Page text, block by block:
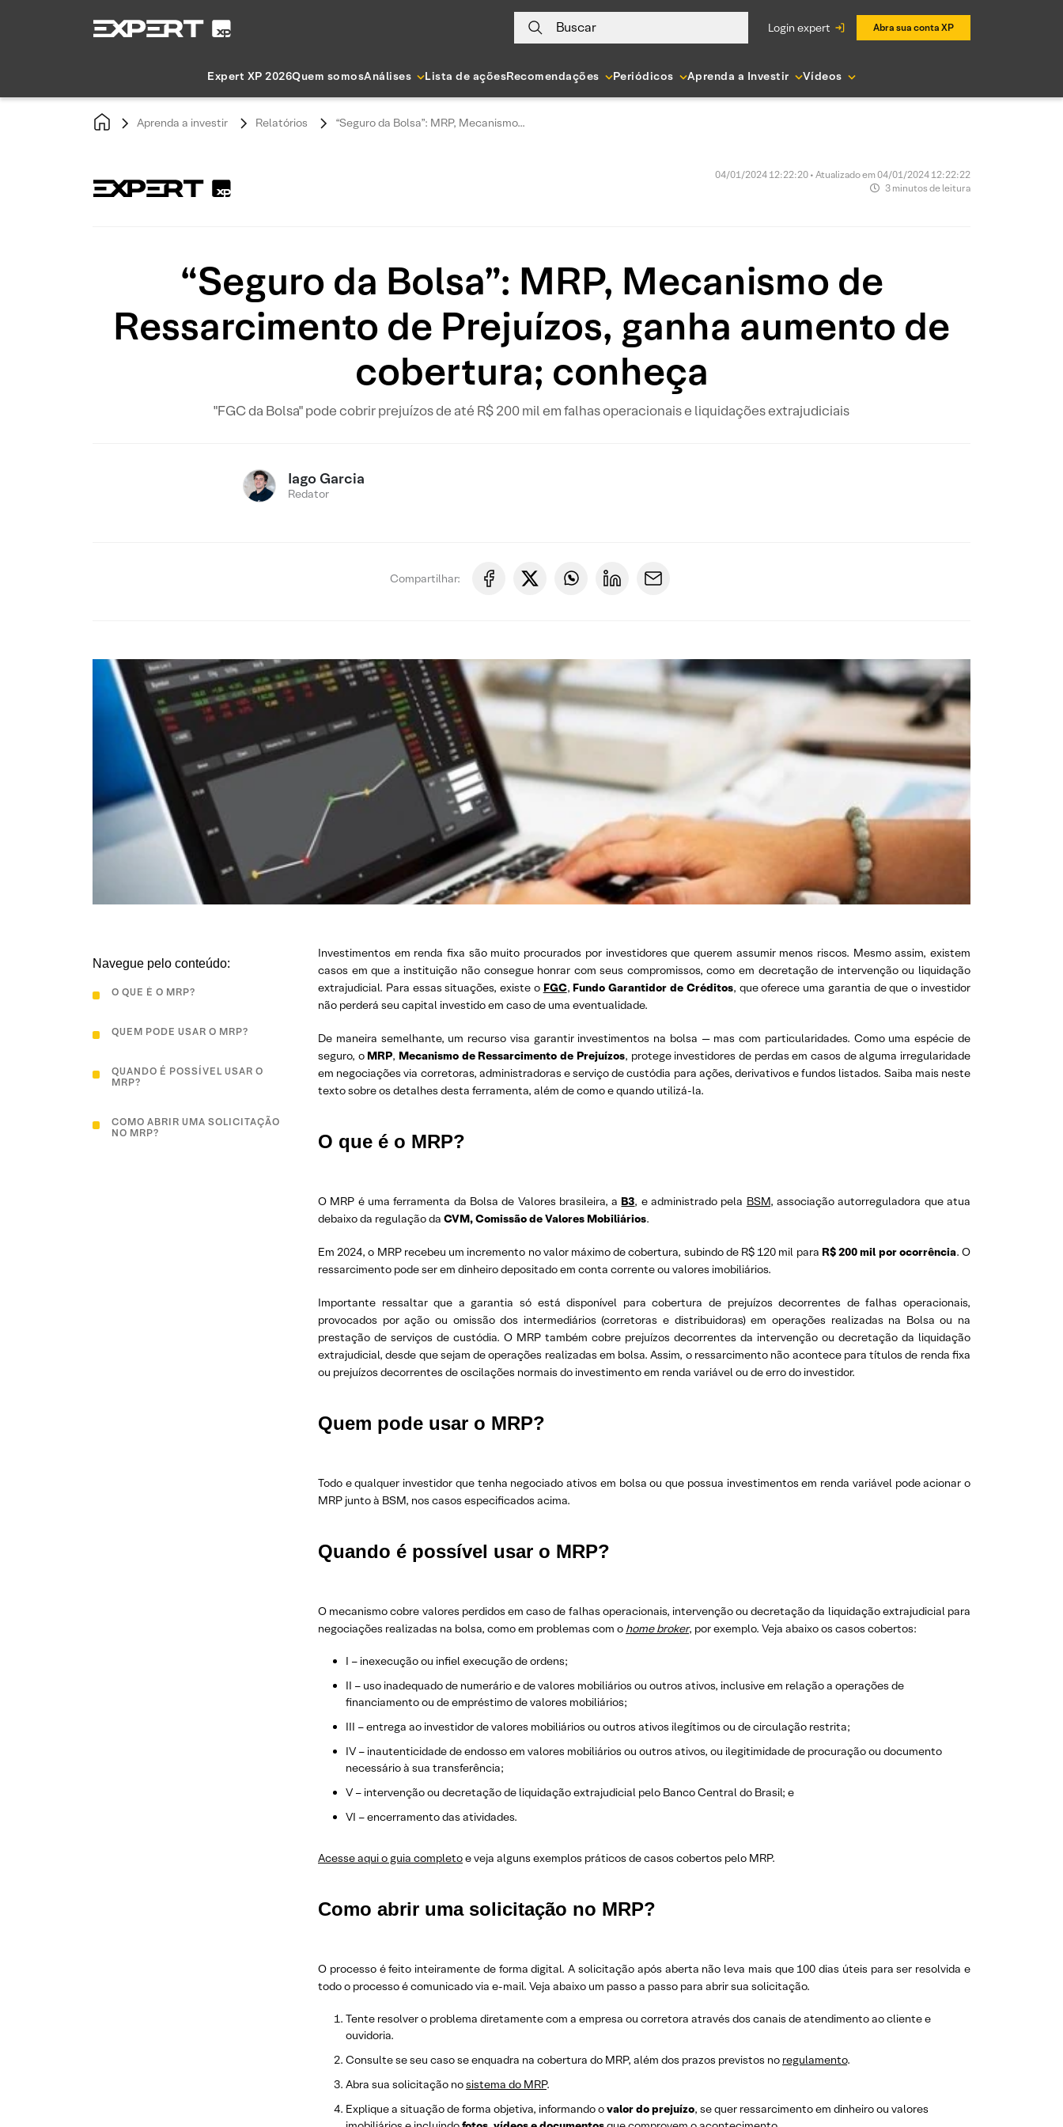
Buscar login expert Abra sua conta XP
Expert XP 2026Quem somosAnálises Lista de açõesRecomendações Periódicos Aprenda a Investir Vídeos
Aprenda a investir Relatórios “Seguro da Bolsa”: MRP, Mecanismo...
04/01/2024 12:22:20 • Atualizado em 04/01/2024 12:22:22
3 minutos de leitura
“Seguro da Bolsa”: MRP, Mecanismo de
Ressarcimento de Prejuízos, ganha aumento de
cobertura; conheça
"FGC da Bolsa" pode cobrir prejuízos de até R$ 200 mil em falhas operacionais e liquidações extrajudiciais
Iago Garcia
Redator
Compartilhar:
Navegue pelo conteúdo:
O QUE É O MRP?
QUEM PODE USAR O MRP?
QUANDO É POSSÍVEL USAR O
MRP?
COMO ABRIR UMA SOLICITAÇÃO
NO MRP?
Investimentos em renda fixa são muito procurados por investidores que querem assumir menos riscos. Mesmo assim, existem
casos em que a instituição não consegue honrar com seus compromissos, como em decretação de intervenção ou liquidação
extrajudicial. Para essas situações, existe o FGC, Fundo Garantidor de Créditos, que oferece uma garantia de que o investidor
não perderá seu capital investido em caso de uma eventualidade.
De maneira semelhante, um recurso visa garantir investimentos na bolsa — mas com particularidades. Como uma espécie de
seguro, o MRP, Mecanismo de Ressarcimento de Prejuízos, protege investidores de perdas em casos de alguma irregularidade
em negociações via corretoras, administradoras e serviço de custódia para ações, derivativos e fundos listados. Saiba mais neste
texto sobre os detalhes desta ferramenta, além de como e quando utilizá-la.
O que é o MRP?
O MRP é uma ferramenta da Bolsa de Valores brasileira, a B3, e administrado pela BSM, associação autorreguladora que atua
debaixo da regulação da CVM, Comissão de Valores Mobiliários.
Em 2024, o MRP recebeu um incremento no valor máximo de cobertura, subindo de R$ 120 mil para R$ 200 mil por ocorrência. O
ressarcimento pode ser em dinheiro depositado em conta corrente ou valores imobiliários.
Importante ressaltar que a garantia só está disponível para cobertura de prejuízos decorrentes de falhas operacionais,
provocados por ação ou omissão dos intermediários (corretoras e distribuidoras) em operações realizadas na Bolsa ou na
prestação de serviços de custódia. O MRP também cobre prejuízos decorrentes da intervenção ou decretação da liquidação
extrajudicial, desde que sejam de operações realizadas em bolsa. Assim, o ressarcimento não acontece para títulos de renda fixa
ou prejuízos decorrentes de oscilações normais do investimento em renda variável ou de erro do investidor.
Quem pode usar o MRP?
Todo e qualquer investidor que tenha negociado ativos em bolsa ou que possua investimentos em renda variável pode acionar o
MRP junto à BSM, nos casos especificados acima.
Quando é possível usar o MRP?
O mecanismo cobre valores perdidos em caso de falhas operacionais, intervenção ou decretação da liquidação extrajudicial para
negociações realizadas na bolsa, como em problemas com o home broker, por exemplo. Veja abaixo os casos cobertos:
I – inexecução ou infiel execução de ordens;
II – uso inadequado de numerário e de valores mobiliários ou outros ativos, inclusive em relação a operações de
financiamento ou de empréstimo de valores mobiliários;
III – entrega ao investidor de valores mobiliários ou outros ativos ilegítimos ou de circulação restrita;
IV – inautenticidade de endosso em valores mobiliários ou outros ativos, ou ilegitimidade de procuração ou documento
necessário à sua transferência;
V – intervenção ou decretação de liquidação extrajudicial pelo Banco Central do Brasil; e
VI – encerramento das atividades.
Acesse aqui o guia completoe veja alguns exemplos práticos de casos cobertos pelo MRP.
Como abrir uma solicitação no MRP?
O processo é feito inteiramente de forma digital. A solicitação após aberta não leva mais que 100 dias úteis para ser resolvida e
todo o processo é comunicado via e-mail. Veja abaixo um passo a passo para abrir sua solicitação.
Tente resolver o problema diretamente com a empresa ou corretora através dos canais de atendimento ao cliente e
ouvidoria.
Consulte se seu caso se enquadra na cobertura do MRP, além dos prazos previstos no regulamento.
Abra sua solicitação nosistema do MRP.
Explique a situação de forma objetiva, informando ovalor do prejuízo, se quer ressarcimento em dinheiro ou valores